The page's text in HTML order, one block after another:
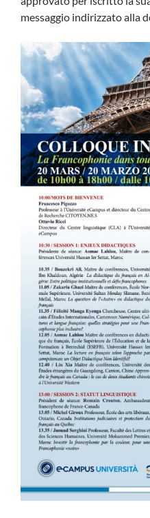
messaggio indirizzato alla